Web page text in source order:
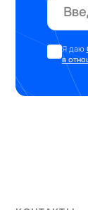
Я даю
в